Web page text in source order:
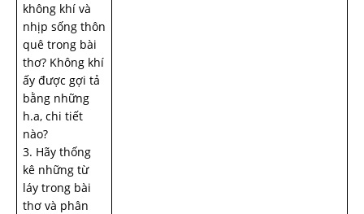
không khí và
nhịp sống thôn
quê trong bài
thơ? Không khí
ấy được gợi tả
bằng những
h.a, chi tiết
nào?
3. Hãy thống
kê những từ
láy trong bài
thơ và phân